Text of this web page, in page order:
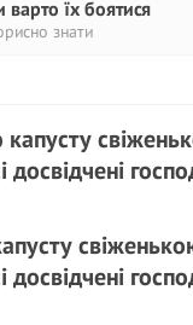
варто їх боятися
знати
досвідчені